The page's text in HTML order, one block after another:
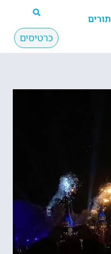
תורים
כרטיסים